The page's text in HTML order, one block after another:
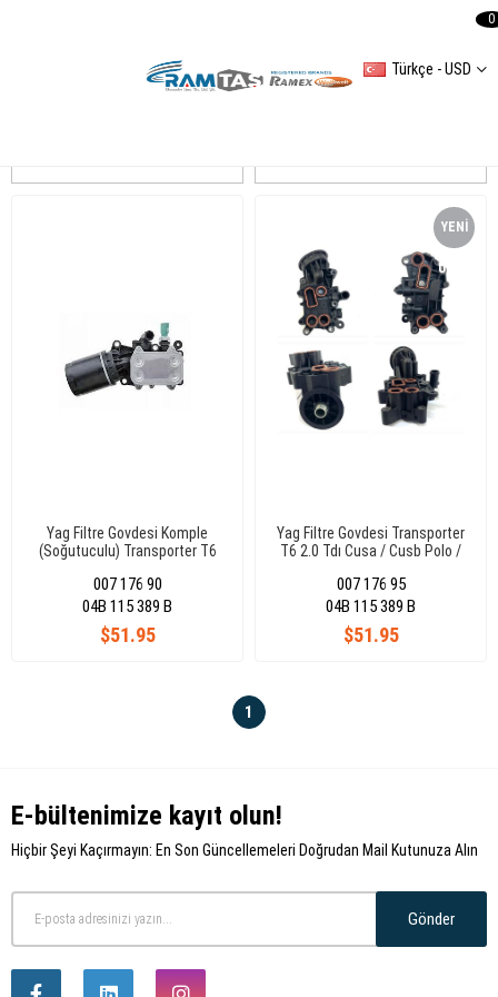
Türkçe - USD
0
Yag Filtre Govdesi Komple
(Soğutuculu) Transporter T6
Skoda Ibıza - Toledo - Fabıa 1.4
Tdı 2010-2017 04B115389B
007 176 90
$51.95
04B 115 389 B
Yag Filtre Govdesi Transporter
T6 2.0 Tdı Cusa / Cusb Polo /
Tdı 2010-2017 04B115389B
007 176 95
$51.95
YENI
ÜRÜN
04B 115 389 B
1
E-bültenimize kayıt olun!
Hiçbir Şeyi Kaçırmayın: En Son Güncellemeleri Doğrudan Mail Kutunuza Alın
Gönder